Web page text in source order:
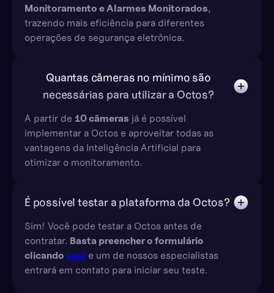
Monitoramento e Alarmes Monitorados,
trazendo mais eficiência para diferentes
operações de segurança eletrônica.
Quantas câmeras no mínimo são
necessárias para utilizar a Octos?
A partir de 10 câmeras já é possível
implementar a Octos e aproveitar todas as
vantagens da Inteligência Artificial para
otimizar o monitoramento.
É possível testar a plataforma da Octos?
Sim! Você pode testar a Octos antes de
contratar. Basta preencher o formulário
clicando aqui e um de nossos especialistas
entrará em contato para iniciar seu teste.